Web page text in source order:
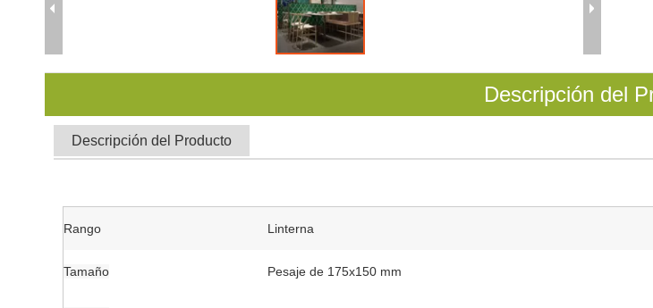
Descripción del
Descripción del Producto
Rango Linterna
Tamaño Pesaje de 175x150 mm